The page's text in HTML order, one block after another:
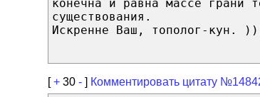
конечна и равна массе грани
существования.
Искренне Ваш, тополог-кун.
[+ 30 - ] Комментировать цитату